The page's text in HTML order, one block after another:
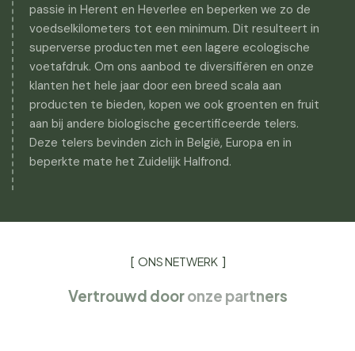
passie in Herent en Heverlee en beperken we zo de
voedselkilometers tot een minimum. Dit resulteert in
superverse producten met een lagere ecologische
voetafdruk. Om ons aanbod te diversifiëren en onze
klanten het hele jaar door een breed scala aan
producten te bieden, kopen we ook groenten en fruit
aan bij andere biologische gecertificeerde telers.
Deze telers bevinden zich in België, Europa en in
beperkte mate het Zuidelijk Halfrond.
ONS NETWERK
Vertrouwd dooronze partners